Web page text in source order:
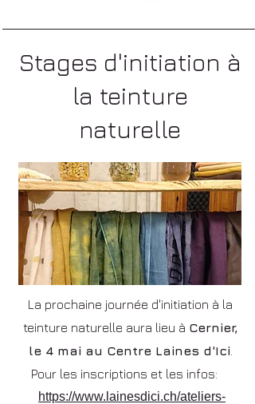
Stages d'initiation à
la teinture
naturelle
La prochaine journée d'initiation à la
teinture naturelle aura lieu à Cernier,
le 4 mai au Centre Laines d'Ici
Pour les inscriptions et les infos:
https://www.lainesdici.ch/ateliers-